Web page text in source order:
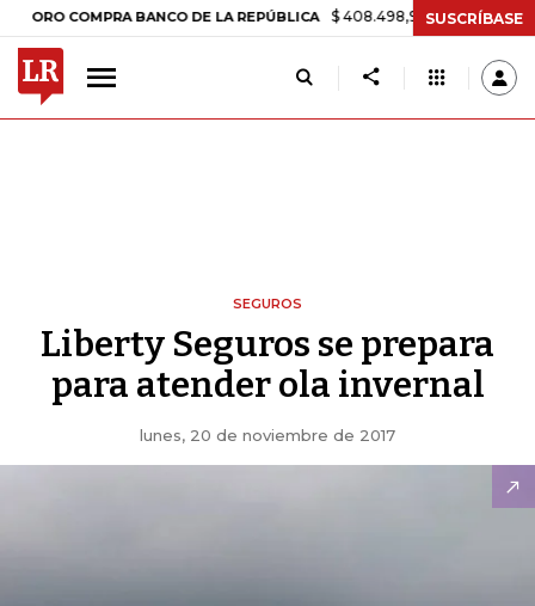
COMPRA BANCO DE LA REPÚBLICA $ 408.498,97 +$ 8.753,81 +2,19%
SUSCRÍBASE
SEGUROS
Liberty Seguros se prepara
para atender ola invernal
lunes, 20 de noviembre de 2017